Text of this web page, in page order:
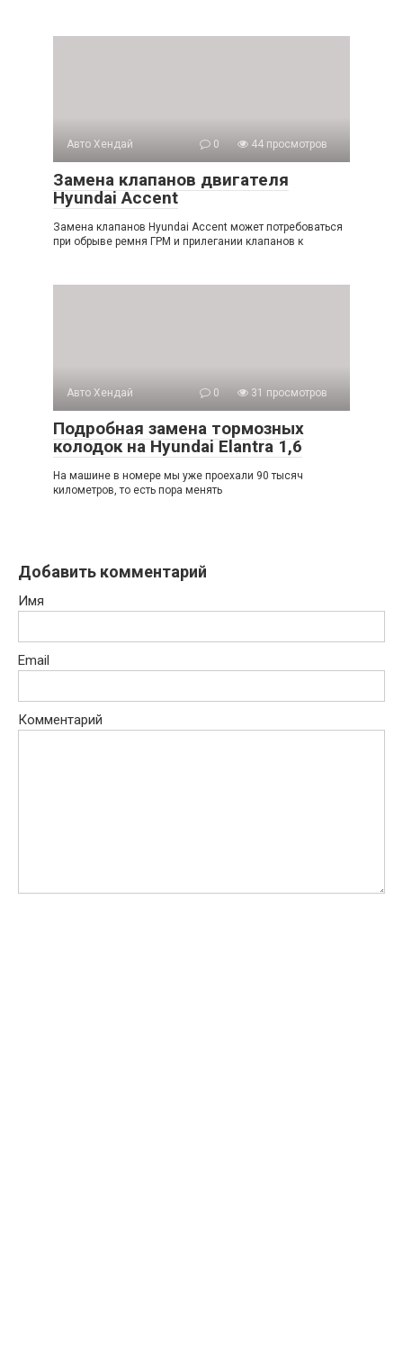
Авто Хендай 0 44 просмотров
Замена клапанов двигателя
Hyundai Accent
Замена клапанов Hyundai Accent может потребоваться
при обрыве ремня ГРМ и прилегании клапанов к
Авто Хендай 0 31 просмотров
Подробная замена тормозных
колодок на Hyundai Elantra 1,6
На машине в номере мы уже проехали 90 тысяч
километров, то есть пора менять
Добавить комментарий
Имя
Email
Комментарий